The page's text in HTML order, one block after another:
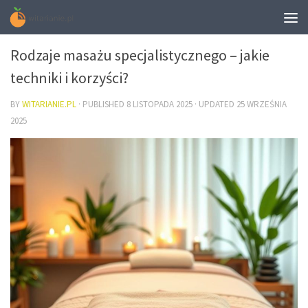
ZDROWIE
Rodzaje masażu specjalistycznego – jakie
techniki i korzyści?
BYWITARIANIE.PL · PUBLISHED 8 LISTOPADA 2025 · UPDATED 25 WRZEŚNIA
2025